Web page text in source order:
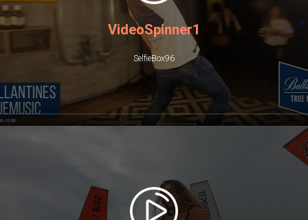
VideoSpinner1
SelfieBox96